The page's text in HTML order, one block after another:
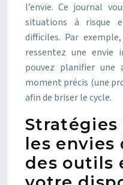
l’envie. Ce journal
situations à risque
difficiles. Par
ressentez une envie
pouvez planifier une
moment précis (une
afin de briser le cycle.
les envies
des outils